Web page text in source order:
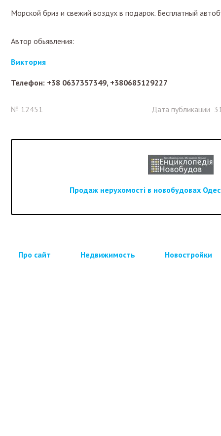
Морской бриз и свежий воздух в подарок. Бесплатный
Автор обьявления:
Виктория
Телефон: +38 0637357349, +380685129227
№ 12451 Дата публикации
Продаж нерухомості в новобудовах
Про сайт Недвижимость Новостройки